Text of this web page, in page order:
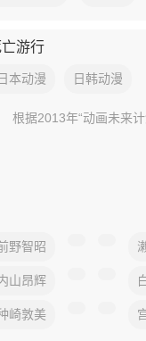
游行
日本动漫 日韩动漫
据2013年“动画未
野智昭
山昂辉
崎敦美